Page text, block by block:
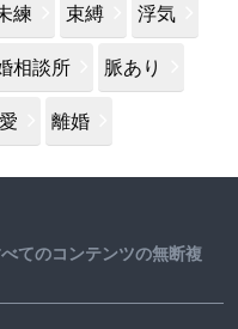
練 束縛 浮気
相談所 脈あり
離婚
てのコンテンツの無断複